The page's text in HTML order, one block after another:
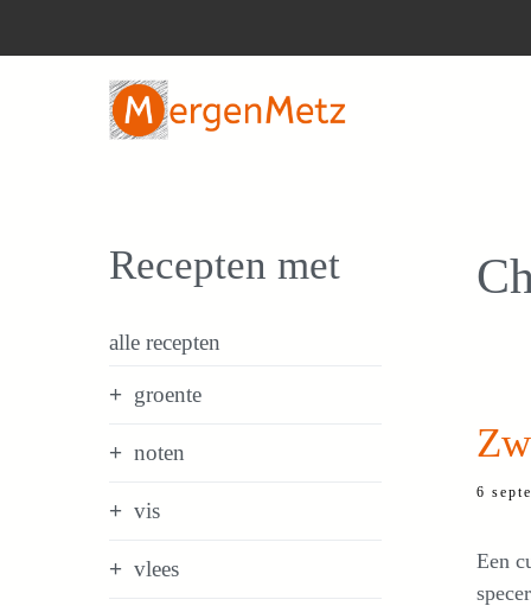
6
Een
Recepten met
alle recepten
groente
noten
vis
vlees